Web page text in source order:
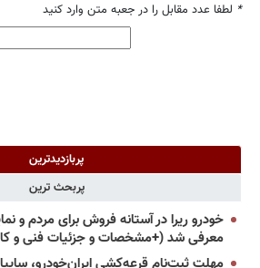
* لطفا عدد مقابل را در جعبه متن وارد کنید
پربازدیدترین
پربحث ترین
خودرو ریرا در آستانه فروش برای مردم و
معرفی شد (+مشخصات و جزئیات فنی و